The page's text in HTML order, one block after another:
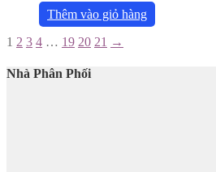
Thêm vào giỏ hàng
1 2 3 4 … 19 20 21 →
Nhà Phân Phối